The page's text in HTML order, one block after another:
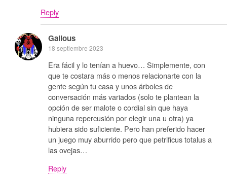
Reply
Galious
18 septiembre 2023
Era fácil y lo tenían a huevo… Simplemente, con
que te costara más o menos relacionarte con la
gente según tu casa y unos árboles de
conversación más variados (solo te plantean la
opción de ser malote o cordial sin que haya
ninguna repercusión por elegir una u otra) ya
hubiera sido suficiente. Pero han preferido hacer
un juego muy aburrido pero que petrificus totalus a
las ovejas…
Reply